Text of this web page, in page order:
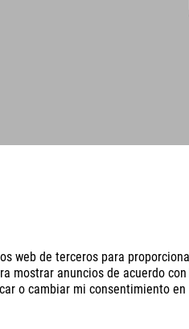
EQUIPMENT